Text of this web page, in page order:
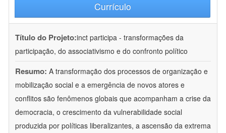
Currículo
Título do Projeto:inct participa - transformações da
participação, do associativismo e do confronto político
Resumo: A transformação dos processos de organização e
mobilização social e a emergência de novos atores e
conflitos são fenômenos globais que acompanham a crise da
democracia, o crescimento da vulnerabilidade social
produzida por políticas liberalizantes, a ascensão da extrema